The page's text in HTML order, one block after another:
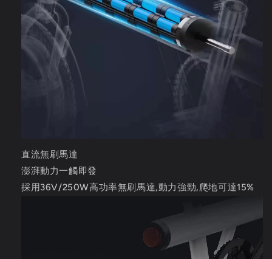
直流無刷馬達
澎湃動力一觸即發
採用36V/250W高功率無刷馬達,動力強勁,爬地可達15%